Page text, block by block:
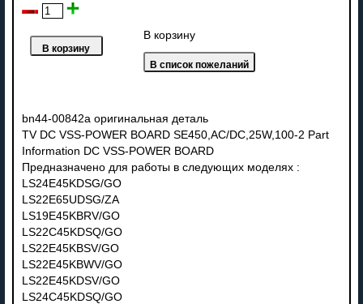
В корзину
bn44-00842a оригинальная деталь
TV DC VSS-POWER BOARD SE450,AC/DC,25W,100-2 Part
Information DC VSS-POWER BOARD
Предназначено для работы в следующих моделях :
LS24E45KDSG/GO
LS22E65UDSG/ZA
LS19E45KBRV/GO
LS22C45KDSQ/GO
LS22E45KBSV/GO
LS22E45KBWV/GO
LS22E45KDSV/GO
LS24C45KDSQ/GO